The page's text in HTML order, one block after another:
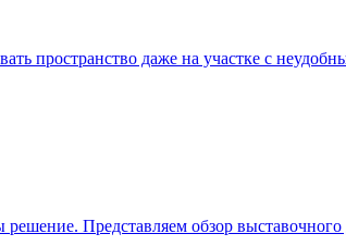
пространство даже на участке с
Представляем обзор